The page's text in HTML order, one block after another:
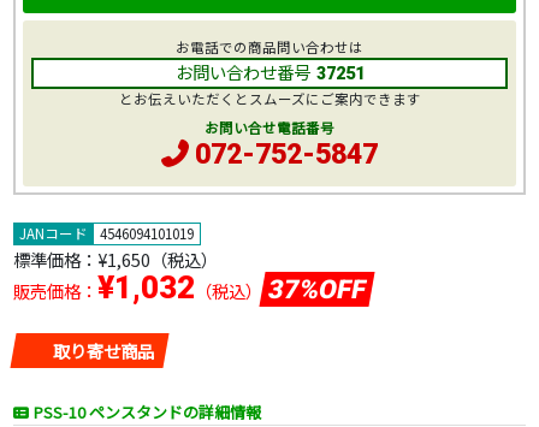
JANコード 4546094101019
標準価格： ¥1,650 （税込）
販売価格： ¥1,032 （税込） 37%OFF
取り寄せ商品
PSS-10 ペンスタンドの詳細情報
お電話での商品問い合わせは
お問い合わせ番号 37251
とお伝えいただくとスムーズにご案内できます
お問い合せ電話番号
072-752-5847